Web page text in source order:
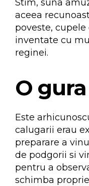
Stim, suna
aceea
poveste,
inventate cu
reginei.
O
Este
calugarii erau
preparare a
de podgorii si
pentru a
schimba